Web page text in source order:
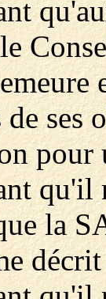
ses
pour
qu'il
la